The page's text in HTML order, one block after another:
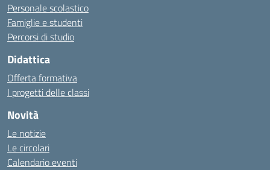
Personale scolastico
Famiglie e studenti
Percorsi di studio
Didattica
Offerta formativa
I progetti delle classi
Novità
Le notizie
Le circolari
Calendario eventi